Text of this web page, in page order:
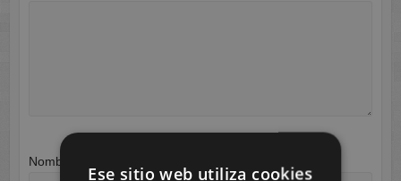
Nombre
Ese sitio web utiliza cookies